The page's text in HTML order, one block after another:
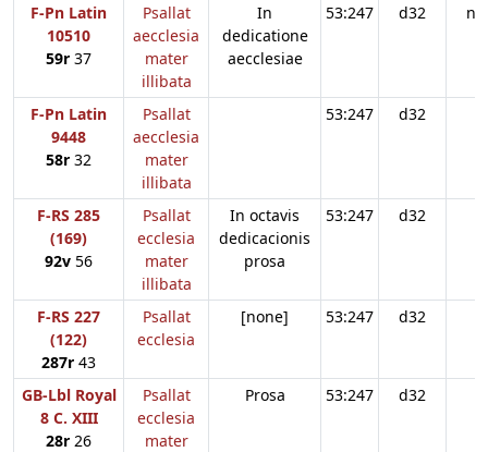
F-Pn Latin
10510
59r 37
Psallat
aecclesia
mater
illibata
In
dedicatione
aecclesiae
53:247 d32
F-Pn Latin
9448
58r 32
Psallat
aecclesia
mater
illibata
53:247 d32
F-RS 285
(169)
92v 56
Psallat
ecclesia
mater
illibata
In octavis
dedicacionis
prosa
53:247 d32
F-RS 227
(122)
287r 43
Psallat
ecclesia
[none] 53:247 d32
GB-Lbl Royal
8 C. XIII
28r 26
Psallat
ecclesia
mater
Prosa 53:247 d32